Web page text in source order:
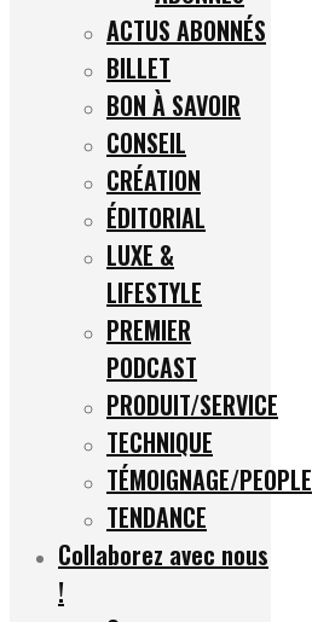
ACTUS ABONNÉS
BILLET
BON À SAVOIR
CONSEIL
CRÉATION
ÉDITORIAL
LUXE &
LIFESTYLE
PREMIER
PODCAST
PRODUIT/SERVICE
TECHNIQUE
TÉMOIGNAGE/PEOPLE
TENDANCE
Collaborez avec nous
!